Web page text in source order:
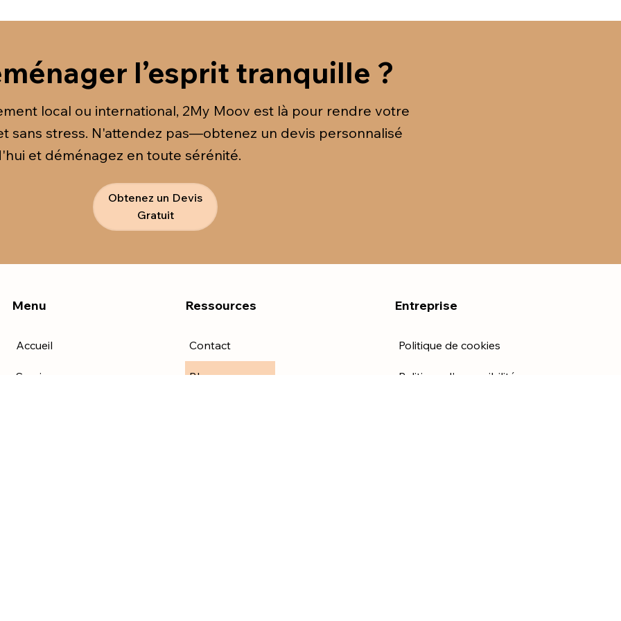
l’esprit tranquille ?
local ou international, 2My Moov est là pour rendre votre
sans stress. N'attendez pas—obtenez un devis personnalisé
et déménagez en toute sérénité.
Obtenez un Devis
Gratuit
Menu
Accueil
Services
Ressources
Contact
Blog
Entreprise
Politique de cookies
Politique d'accessibilité